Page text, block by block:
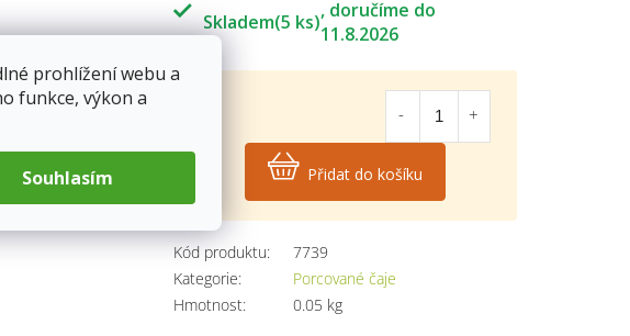
prohlížení webu a
funkce, výkon a
Souhlasím
Skladem(5 ks)11.8.2026
Kód produktu:
7739
Kategorie:
Porcované čaje
Hmotnost: 0.05 kg
Kč
cena:
Přidat do košíku